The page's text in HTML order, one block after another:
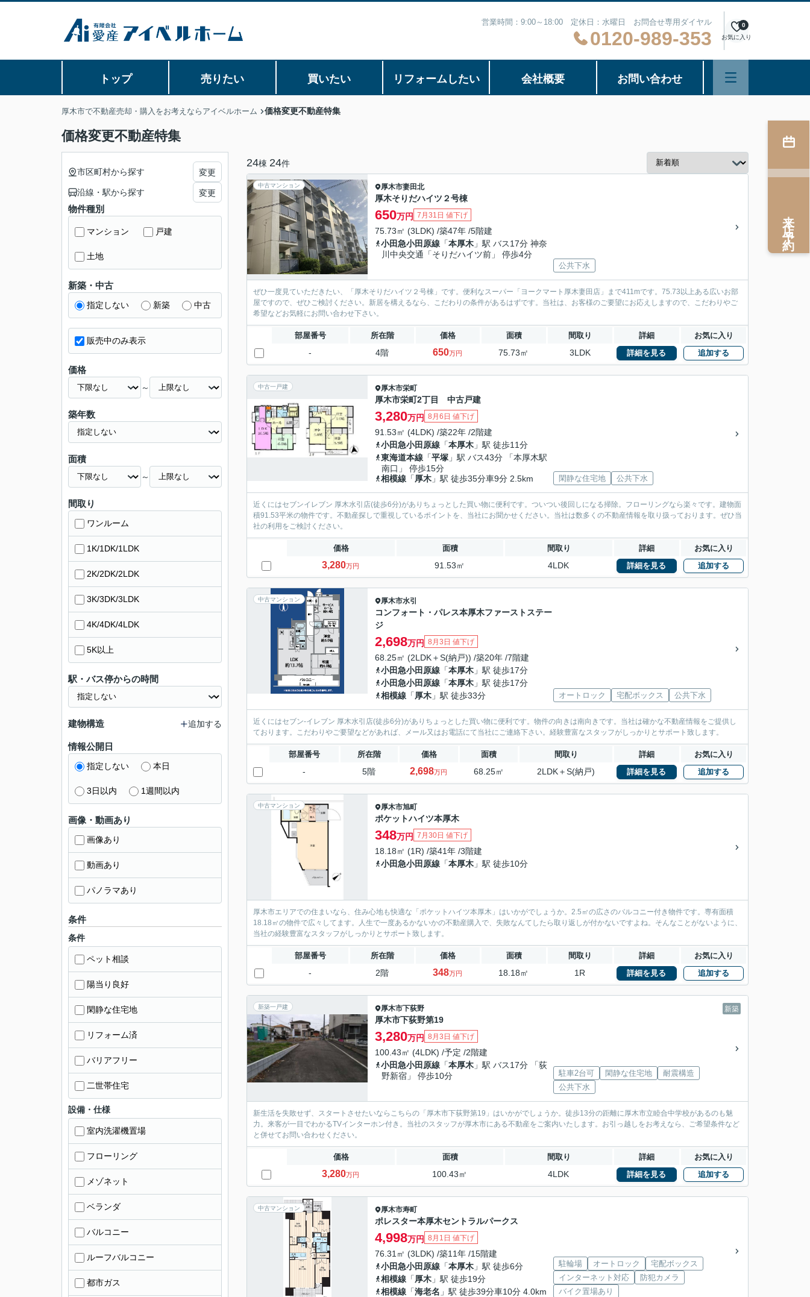
営業時間：9:00～18:00 定休日：水曜日 お問合せ専用ダイヤル
0120-989-353 お気に入り
0
トップ 売りたい 買いたい リフォームしたい 会社概要 お問い合わせ
厚木市で不動産売却・購入をお考えならアイベルホーム 価格変更不動産特集
価格変更不動産特集
24棟 24件
中古マンション 厚木市妻田北
厚木そりだハイツ２号棟
650万円 7月31日 値下げ
75.73㎡ (3LDK) /築47年 /5階建
小田急小田原線 「本厚木 」駅 バス17分 神奈
川中央交通「そりだハイツ前」 停歩4分
公共下水
ぜひ一度見ていただきたい、「厚木そりだハイツ２号棟」です。便利なスーパー「ヨークマート厚木妻田店」まで411mです。75.73以上ある広いお部
屋ですので、ぜひご検討ください。新居を構えるなら、こだわりの条件があるはずです。当社は、お客様のご要望にお応えしますので、こだわりやご
希望などお気軽にお問い合わせ下さい。
部屋番号 所在階 価格 面積 間取り 詳細 お気に入り
- 4階 650万円 75.73㎡ 3LDK 詳細を見る 追加する
中古一戸建 厚木市栄町
厚木市栄町2丁目 中古戸建
3,280万円 8月6日 値下げ
91.53㎡ (4LDK) /築22年 /2階建
小田急小田原線 「本厚木 」駅 徒歩11分
東海道本線 「平塚 」駅 バス43分 「本厚木駅
南口」 停歩15分
相模線 「厚木 」駅 徒歩35分車9分 2.5km 閑静な住宅地 公共下水
近くにはセブンイレブン 厚木水引店(徒歩6分)がありちょっとした買い物に便利です。ついつい後回しになる掃除。フローリングなら楽々です。建物面
積91.53平米の物件です。不動産探しで重視しているポイントを、当社にお聞かせください。当社は数多くの不動産情報を取り扱っております。ぜひ当
社の利用をご検討ください。
価格 面積 間取り 詳細 お気に入り
3,280万円 91.53㎡ 4LDK 詳細を見る 追加する
中古マンション 厚木市水引
コンフォート・パレス本厚木ファーストステー
ジ
2,698万円 8月3日 値下げ
68.25㎡ (2LDK＋S(納戸)) /築20年 /7階建
小田急小田原線 「本厚木 」駅 徒歩17分
小田急小田原線 「本厚木 」駅 徒歩17分
相模線 「厚木 」駅 徒歩33分 オートロック 宅配ボックス 公共下水
近くにはセブン-イレブン 厚木水引店(徒歩6分)がありちょっとした買い物に便利です。物件の向きは南向きです。当社は確かな不動産情報をご提供し
ております。こだわりやご要望などがあれば、メール又はお電話にて当社にご連絡下さい。経験豊富なスタッフがしっかりとサポート致します。
部屋番号 所在階 価格 面積 間取り 詳細 お気に入り
- 5階 2,698万円 68.25㎡ 2LDK＋S(納戸) 詳細を見る 追加する
中古マンション 厚木市旭町
ポケットハイツ本厚木
348万円 7月30日 値下げ
18.18㎡ (1R) /築41年 /3階建
小田急小田原線 「本厚木 」駅 徒歩10分
厚木市エリアでの住まいなら、住み心地も快適な「ポケットハイツ本厚木」はいかがでしょうか。2.5㎡の広さのバルコニー付き物件です。専有面積
18.18㎡の物件で広々してます。人生で一度あるかないかの不動産購入で、失敗なんてしたら取り返しが付かないですよね。そんなことがないように、
当社の経験豊富なスタッフがしっかりとサポート致します。
部屋番号 所在階 価格 面積 間取り 詳細 お気に入り
- 2階 348万円 18.18㎡ 1R 詳細を見る 追加する
新築一戸建 新築
厚木市下荻野
厚木市下荻野第19
3,280万円 8月3日 値下げ
100.43㎡ (4LDK) /予定 /2階建
小田急小田原線 「本厚木 」駅 バス17分 「荻
野新宿」 停歩10分
駐車2台可 閑静な住宅地
耐震構造
公共下水
新生活を失敗せず、スタートさせたいならこちらの「厚木市下荻野第19」はいかがでしょうか。徒歩13分の距離に厚木市立睦合中学校があるのも魅
力。来客が一目でわかるTVインターホン付き。当社のスタッフが厚木市にある不動産をご案内いたします。お引っ越しをお考えなら、ご希望条件など
と併せてお問い合わせください。
価格 面積 間取り 詳細 お気に入り
3,280万円 100.43㎡ 4LDK 詳細を見る 追加する
中古マンション 厚木市寿町
ポレスター本厚木セントラルパークス
4,998万円 8月1日 値下げ
76.31㎡ (3LDK) /築11年 /15階建
小田急小田原線 「本厚木 」駅 徒歩6分
相模線 「厚木 」駅 徒歩19分
相模線 「海老名 」駅 徒歩39分車10分 4.0km
駐輪場 オートロック
宅配ボックス
インターネット対応
防犯カメラ
バイク置場あり
市区町村から探す 変更
沿線・駅から探す 変更
物件種別
マンション 戸建
土地
新築・中古
指定しない 新築 中古
販売中のみ表示
価格
～
築年数
面積
～
間取り
ワンルーム
1K/1DK/1LDK
2K/2DK/2LDK
3K/3DK/3LDK
4K/4DK/4LDK
5K以上
駅・バス停からの時間
建物構造 追加する
情報公開日
指定しない 本日
3日以内 1週間以内
画像・動画あり
画像あり
動画あり
パノラマあり
条件
条件
ペット相談
陽当り良好
閑静な住宅地
リフォーム済
バリアフリー
二世帯住宅
設備・仕様
室内洗濯機置場
フローリング
メゾネット
ベランダ
バルコニー
ルーフバルコニー
都市ガス
来店予約